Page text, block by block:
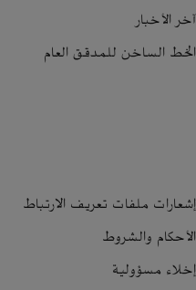
آخر الأخبار
الخط الساخن للمدقق العام
إشعارات ملفات تعريف الارتباط
الأحكام والشروط
إخلاء مسؤولية